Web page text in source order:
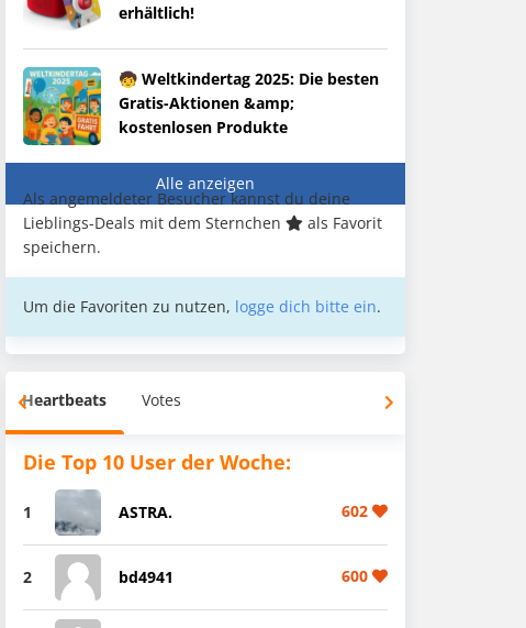
erhältlich!
🧒 Weltkindertag 2025: Die besten
Gratis-Aktionen &amp;
kostenlosen Produkte
Alle anzeigen
Als angemeldeter Besucher kannst du deine
Lieblings-Deals mit dem Sternchen
als Favorit
speichern.
Um die Favoriten zu nutzen, logge dich bitte ein.
Heartbeats Votes
Die Top 10 User der Woche:
1 ASTRA. 602
2 bd4941 600